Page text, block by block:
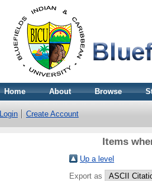
Home About Browse
Login Create Account
Items
Up a level
Export as